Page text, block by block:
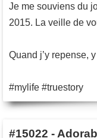
Je me souviens du
2015. La veille de
Quand j’y repense,
#mylife #truestory
#15022 -